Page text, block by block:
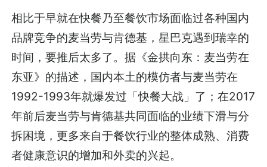
相比于早就在快餐乃至餐饮市场面临过各种国内
品牌竞争的麦当劳与肯德基，星巴克遇到瑞幸的
时间，要推后太多了。据《金拱向东：麦当劳在
东亚》的描述，国内本土的模仿者与麦当劳在
1992-1993年就爆发过「快餐大战」了；在2017
年前后麦当劳与肯德基共同面临的业绩下滑与分
拆困境，更多来自于餐饮行业的整体成熟、消费
者健康意识的增加和外卖的兴起。